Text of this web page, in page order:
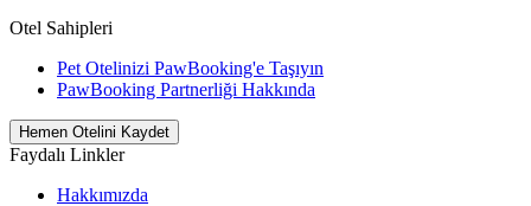
Otel Sahipleri
Pet Otelinizi PawBooking'e Taşıyın
PawBooking Partnerliği Hakkında
Hemen Otelini Kaydet
Faydalı Linkler
Hakkımızda